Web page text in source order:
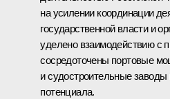
на усилении координации
государственной власти и
уделено взаимодействию с
сосредоточены портовые
и судостроительные
потенциала.